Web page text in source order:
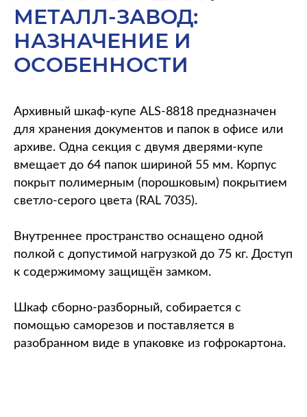
МЕТАЛЛ-ЗАВОД:
НАЗНАЧЕНИЕ И
ОСОБЕННОСТИ
Архивный шкаф-купе ALS-8818 предназначен
для хранения документов и папок в офисе или
архиве. Одна секция с двумя дверями-купе
вмещает до 64 папок шириной 55 мм. Корпус
покрыт полимерным (порошковым) покрытием
светло-серого цвета (RAL 7035).
Внутреннее пространство оснащено одной
полкой с допустимой нагрузкой до 75 кг. Доступ
к содержимому защищён замком.
Шкаф сборно-разборный, собирается с
помощью саморезов и поставляется в
разобранном виде в упаковке из гофрокартона.